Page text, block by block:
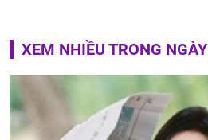
XEM NHIỀU TRONG NGÀY